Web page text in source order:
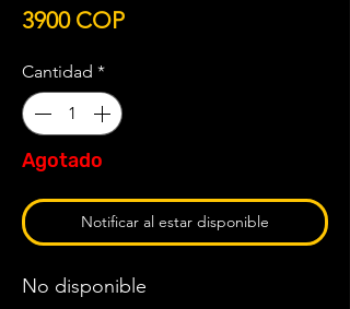
3900 COPPrecio
Cantidad *
Agotado
Notificar al estar disponible
No disponible